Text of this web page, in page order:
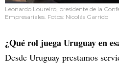
Leonardo Loureiro, presidente de la
Empresariales. Fotos: Nicolás Garrido
¿Qué rol juega Uruguay en
Desde Uruguay prestamos